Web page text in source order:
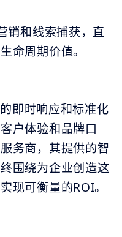
销和线索捕获，直
命周期价值。
即时响应和标准化
户体验和品牌口
务商，其提供的智
围绕为企业创造这
现可衡量的ROI。